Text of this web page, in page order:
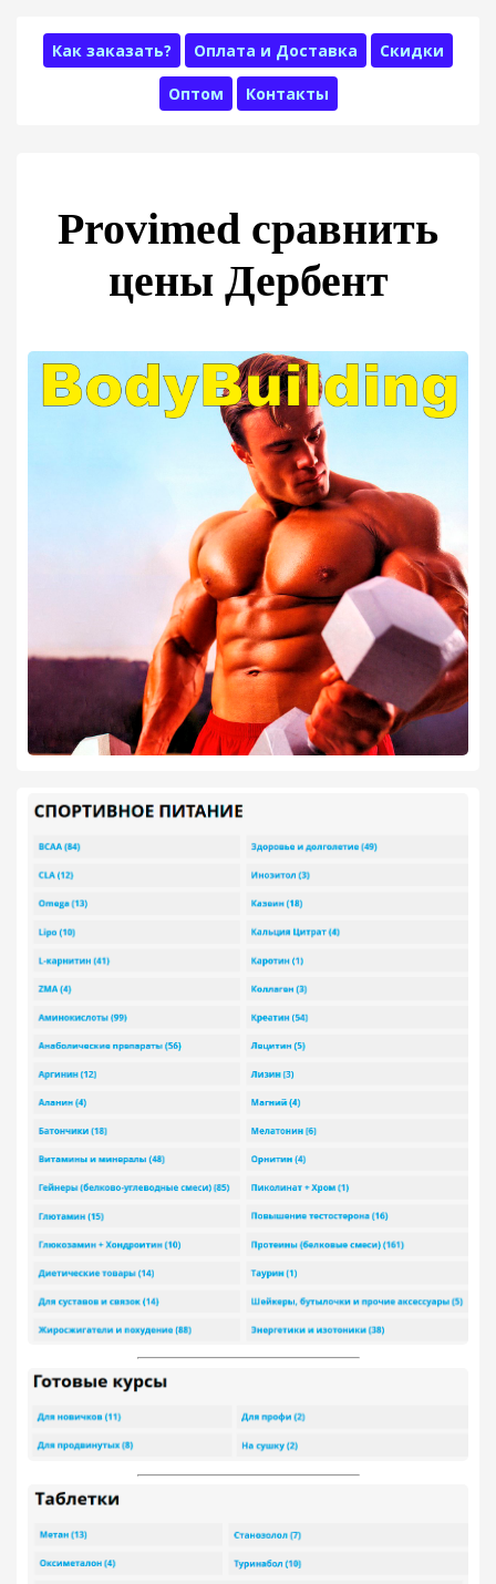
Как заказать? Оплата и Доставка Скидки
Оптом Контакты
Provimed сравнить
цены Дербент